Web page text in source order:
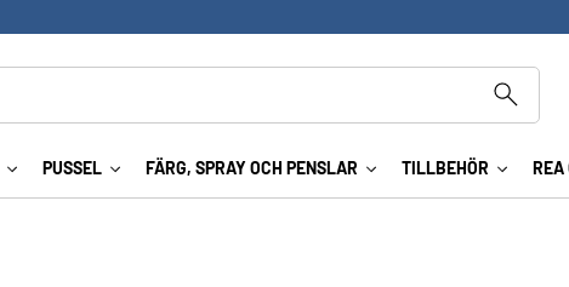
PUSSEL FÄRG, SPRAY OCH PENSLAR TILLBEHÖR REA